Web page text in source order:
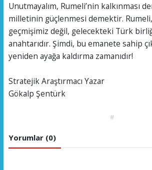
Unutmayalım, Rumeli’nin kalkınması
milletinin güçlenmesi demektir. Rumeli,
geçmişimiz değil, gelecekteki Türk
anahtarıdır. Şimdi, bu emanete sahip
yeniden ayağa kaldırma zamanıdır!
Stratejik Araştırmacı Yazar
Gökalp Şentürk
#
Yorumlar (0)